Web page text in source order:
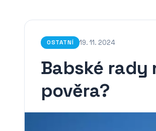
OSTATNÍ 19. 11. 2024
Babské rady
pověra?